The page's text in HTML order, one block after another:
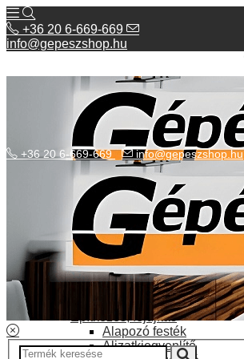
+36 20 6-669-669
info@gepeszshop.hu
Kategóriák menü
Bolhapiac
Elektromos fűtés
Építkezés, fejújítás
Alapozó festék
Aljzatkiegyenlítő
+36 20 6-669-669 info@gepeszshop.hu